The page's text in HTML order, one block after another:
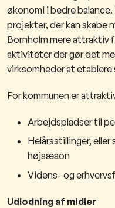
økonomi i bedre
projekter, der kan skabe
Bornholm mere attraktiv
aktiviteter der gør det
virksomheder at etablere
For kommunen er
Arbejdspladser til
Helårsstillinger,
højsæson
Videns- og
Udlodning af midler